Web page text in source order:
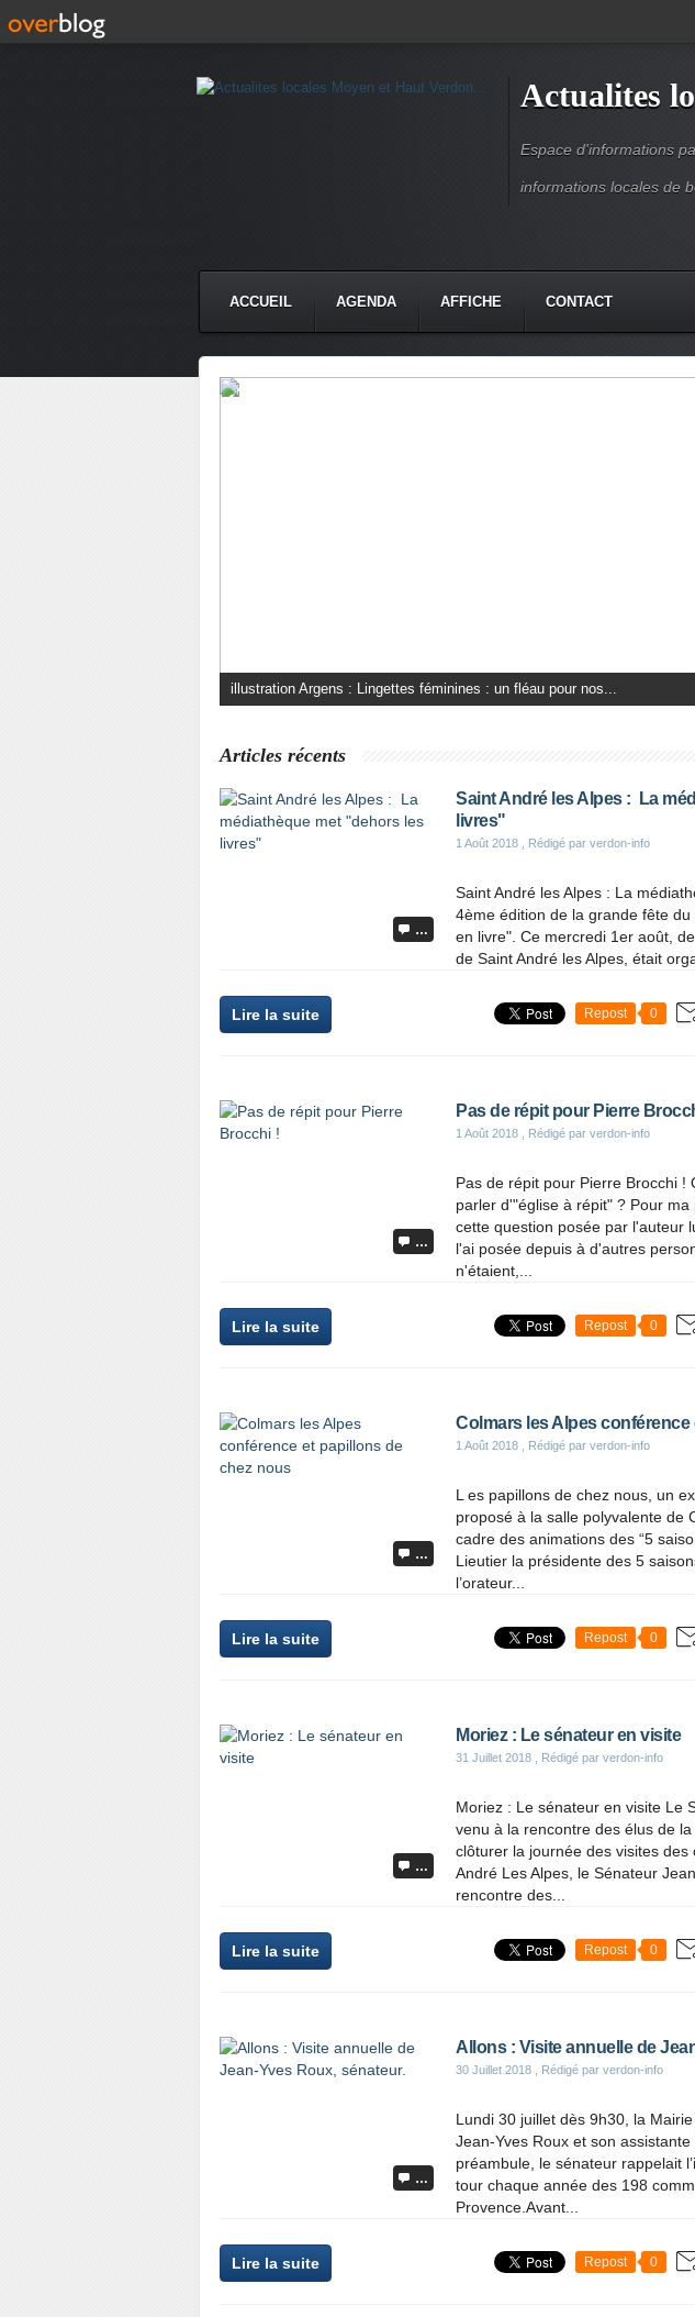
Actualites
Espace d'informations
informations locales de
ACCUEIL AGENDA AFFICHE CONTACT
illustration Argens : Lingettes féminines : un fléau pour nos...
Articles récents
…
Saint André les Alpes : La
livres"
1 Août 2018 , Rédigé par verdon-info
Saint André les Alpes : La
4ème édition de la grande fête
en livre". Ce mercredi 1er août,
de Saint André les Alpes, était
Lire la suite Repost 0
…
Pas de répit pour Pierre
1 Août 2018 , Rédigé par verdon-info
Pas de répit pour Pierre Brocchi !
parler d'"église à répit" ? Pour
cette question posée par l'auteur
l'ai posée depuis à d'autres
n'étaient,...
Lire la suite Repost 0
…
Colmars les Alpes
1 Août 2018 , Rédigé par verdon-info
L es papillons de chez nous, un
proposé à la salle polyvalente de
cadre des animations des “5
Lieutier la présidente des 5
l’orateur...
Lire la suite Repost 0
…
Moriez : Le sénateur en visite
31 Juillet 2018 , Rédigé par verdon-info
Moriez : Le sénateur en visite Le
venu à la rencontre des élus de
clôturer la journée des visites
André Les Alpes, le Sénateur
rencontre des...
Lire la suite Repost 0
…
Allons : Visite annuelle de
30 Juillet 2018 , Rédigé par verdon-info
Lundi 30 juillet dès 9h30, la
Jean-Yves Roux et son
préambule, le sénateur rappelait
tour chaque année des 198
Provence.Avant...
Lire la suite Repost 0